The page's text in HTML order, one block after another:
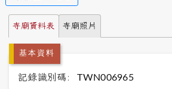
寺廟資料表 寺廟照片
基本資料
記錄識別碼: TWN006965